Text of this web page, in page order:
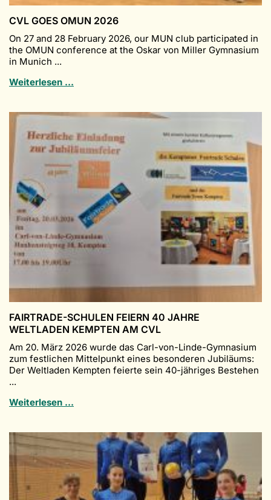
CVL GOES OMUN 2026
On 27 and 28 February 2026, our MUN club participated in
the OMUN conference at the Oskar von Miller Gymnasium
in Munich ...
Weiterlesen …
2026
FAIRTRADE-SCHULEN FEIERN 40 JAHRE
WELTLADEN KEMPTEN AM CVL
Am 20. März 2026 wurde das Carl-von-Linde-Gymnasium
zum festlichen Mittelpunkt eines besonderen Jubiläums:
Der Weltladen Kempten feierte sein 40-jähriges Bestehen
...
Weiterlesen …
40
Jahre
Weltladen
Kempten
am
CvL